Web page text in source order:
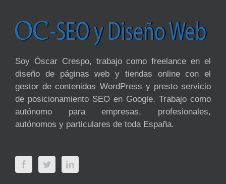
Soy Óscar Crespo, trabajo como freelance en el
diseño de páginas web y tiendas online con el
gestor de contenidos WordPress y presto servicio
de posicionamiento SEO en Google. Trabajo como
autónomo para empresas, profesionales,
autónomos y particulares de toda España.